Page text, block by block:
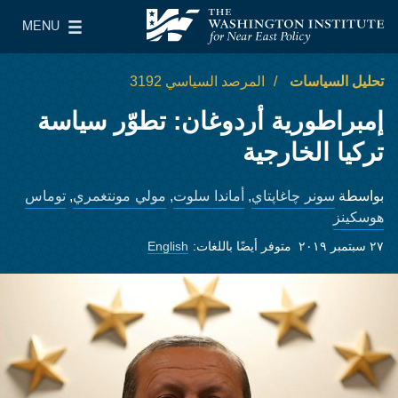
معهد واشنطن لسياسات الشرق الأدنى
MENU
Main Menu
تحليل السياسات المرصد السياسي 3192
إمبراطورية أردوغان: تطوّر سياسة
تركيا الخارجية
بواسطة سونر چاغاپتاي, أماندا سلوت, مولي مونتغمري, توماس
هوسكينز
٢٧ سبتمبر ٢٠١٩ متوفر أيضًا باللغات: English